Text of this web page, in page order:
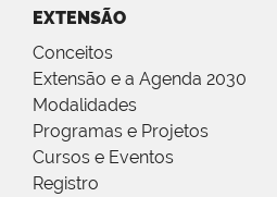
EXTENSÃO
Conceitos
Extensão e a Agenda 2030
Modalidades
Programas e Projetos
Cursos e Eventos
Registro